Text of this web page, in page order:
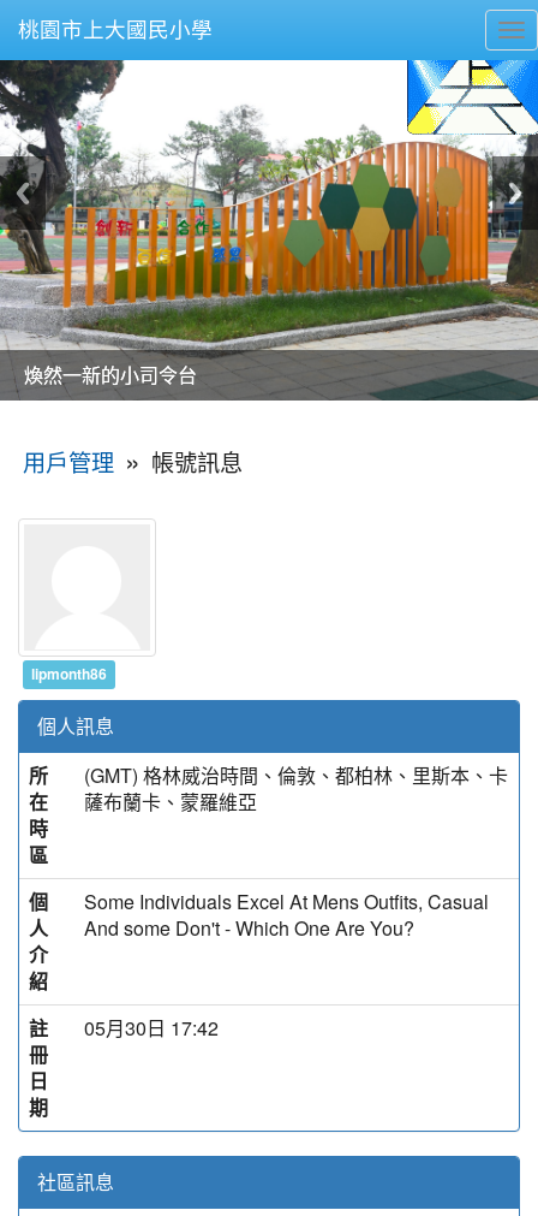
桃園市上大國民小學
美麗的操場是我們活力的來源
美麗的操場是我們活力的來源
煥然一新的小司令台
煥然一新的小司令台
富含桃園埤塘田園風光意象的中廊
富含桃園埤塘田園風光意象的中廊
嶄新的中庭廣場
嶄新的中庭廣場
水生池生生不息
水生池生生不息
用戶管理 » 帳號訊息
lipmonth86
個人訊息
所
在
時
區
(GMT) 格林威治時間、倫敦、都柏林、里斯本、卡
薩布蘭卡、蒙羅維亞
個
人
介
紹
Some Individuals Excel At Mens Outfits, Casual
And some Don't - Which One Are You?
註
冊
日
期
05月30日 17:42
社區訊息